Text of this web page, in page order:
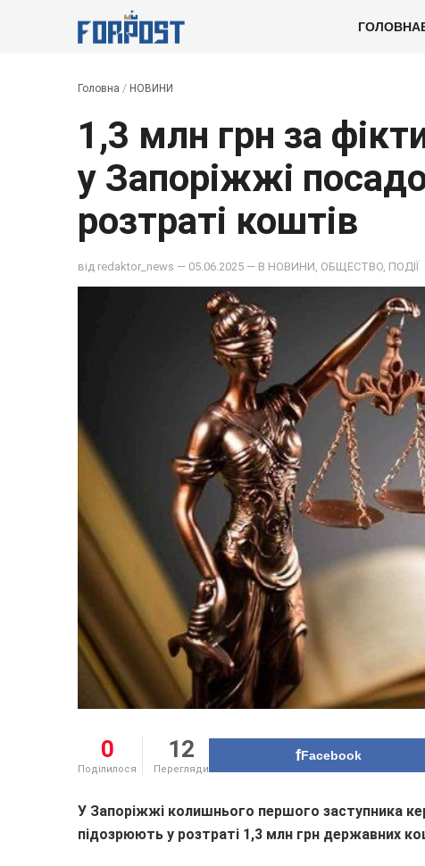
ГОЛОВНА
Головна / НОВИНИ
1,3 млн грн за
у Запоріжжі
розтраті коштів
від redaktor_news — 05.06.2025 — В НОВИНИ ОБЩЕСТВО ПОДІЇ
0
Поділилося
12
Перегляди
Facebook
У Запоріжжі колишнього першого заступника
підозрюють у розтраті 1,3 млн грн державних